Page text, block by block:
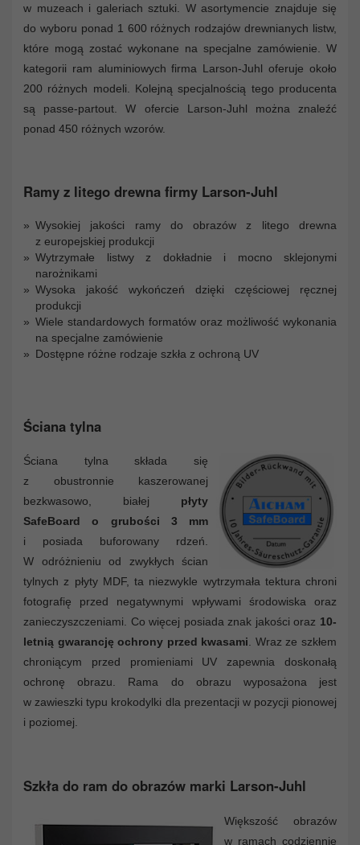
w muzeach i galeriach sztuki. W asortymencie znajduje się
do wyboru ponad 1 600 różnych rodzajów drewnianych listw,
które mogą zostać wykonane na specjalne zamówienie. W
kategorii ram aluminiowych firma Larson-Juhl oferuje około
200 różnych modeli. Kolejną specjalnością tego producenta
są passe-partout. W ofercie Larson-Juhl można znaleźć
ponad 450 różnych wzorów.
Ramy z litego drewna firmy Larson-Juhl
Wysokiej jakości ramy do obrazów z litego drewna
z europejskiej produkcji
Wytrzymałe listwy z dokładnie i mocno sklejonymi
narożnikami
Wysoka jakość wykończeń dzięki częściowej ręcznej
produkcji
Wiele standardowych formatów oraz możliwość wykonania
na specjalne zamówienie
Dostępne różne rodzaje szkła z ochroną UV
Ściana tylna
Ściana tylna składa się
z obustronnie kaszerowanej
bezkwasowo, białej płyty
SafeBoard o grubości 3 mm
i posiada buforowany rdzeń.
W odróżnieniu od zwykłych ścian
tylnych z płyty MDF, ta niezwykle wytrzymała tektura chroni
fotografię przed negatywnymi wpływami środowiska oraz
zanieczyszczeniami. Co więcej posiada znak jakości oraz 10-
letnią gwarancję ochrony przed kwasami. Wraz ze szkłem
chroniącym przed promieniami UV zapewnia doskonałą
ochronę obrazu. Rama do obrazu wyposażona jest
w zawieszki typu krokodylki dla prezentacji w pozycji pionowej
i poziomej.
Szkła do ram do obrazów marki Larson-Juhl
Większość obrazów
w ramach codziennie